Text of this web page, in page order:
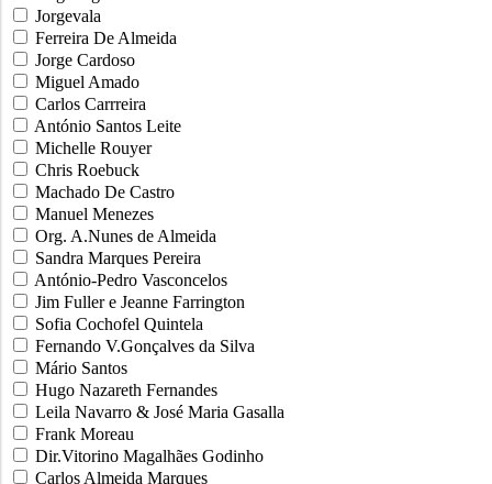
Jorgevala
Ferreira De Almeida
Jorge Cardoso
Miguel Amado
Carlos Carrreira
António Santos Leite
Michelle Rouyer
Chris Roebuck
Machado De Castro
Manuel Menezes
Org. A.Nunes de Almeida
Sandra Marques Pereira
António-Pedro Vasconcelos
Jim Fuller e Jeanne Farrington
Sofia Cochofel Quintela
Fernando V.Gonçalves da Silva
Mário Santos
Hugo Nazareth Fernandes
Leila Navarro & José Maria Gasalla
Frank Moreau
Dir.Vitorino Magalhães Godinho
Carlos Almeida Marques